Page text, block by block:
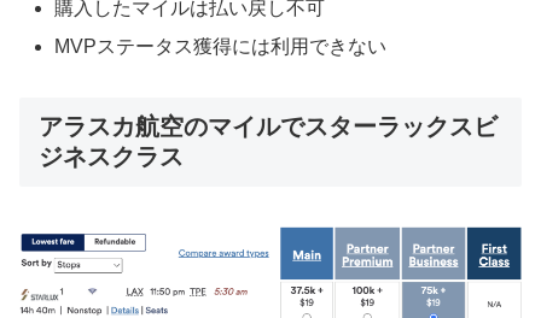
購入したマイルは払い戻し不可
MVPステータス獲得には利用できない
アラスカ航空のマイルでスターラックスビ
ジネスクラス